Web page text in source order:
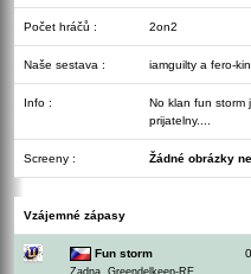
Počet hráčů : 2on2
Naše sestava : iamguilty a fero-
Info :
No klan fun storm
prijatelny....
Screeny : Žádné obrázky
Vzájemné zápasy
Fun storm
Zadna, Greendelkeep-RE